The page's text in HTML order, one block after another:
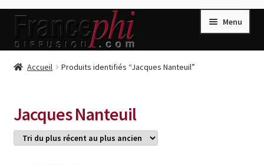
Aller
la
Aller
contenu
Menu
Accueil
Compte
Conditions de Vente
Accueil Produits identifiés “Jacques Nanteuil”
Jacques Nanteuil